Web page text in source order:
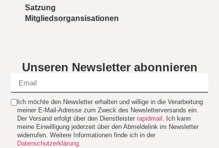
Satzung
Mitgliedsorgansisationen
Unseren Newsletter abonnieren
Ich möchte den Newsletter erhalten und willige in die Verarbeitung
meiner E-Mail-Adresse zum Zweck des Newsletterversands ein.
Der Versand erfolgt über den Dienstleisterrapidmail . Ich kann
meine Einwilligung jederzeit über den Abmeldelink im Newsletter
widerrufen. Weitere Informationen finde ich in der
Datenschutzerklärung.